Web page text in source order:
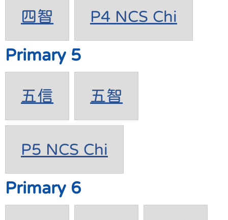
四智 P4 NCS Chi
Primary 5
五信 五智
P5 NCS Chi
Primary 6